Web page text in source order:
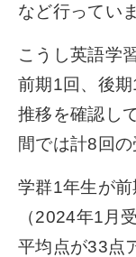
など行ってい
こうし英語学
前期1回、後
推移を確認し
間では計8回の
学群1年生が
（2024年1月
平均点が33点